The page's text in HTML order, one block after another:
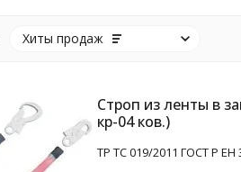
Хиты продаж
Строп из ленты в
кр-04 ков.)
ТР ТС 019/2011 ГОСТ Р ЕН